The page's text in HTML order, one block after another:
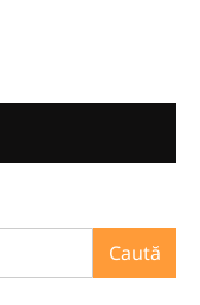
Caută